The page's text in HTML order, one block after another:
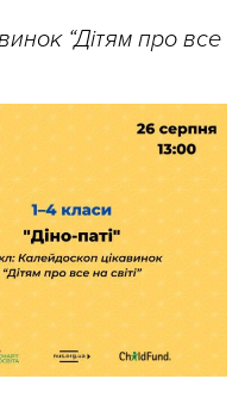
“Дітям про все